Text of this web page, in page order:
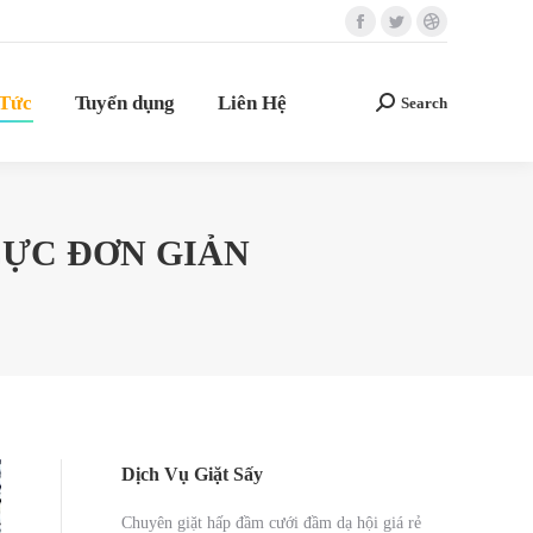
Facebook
opens
Twitter
opens
Dribbble
opens
Tuyển dụng Liên Hệ Search:
Search
ĐƠN GIẢN
Dịch Vụ Giặt Sấy
Chuyên giặt hấp đầm cưới đầm dạ hội giá rẻ